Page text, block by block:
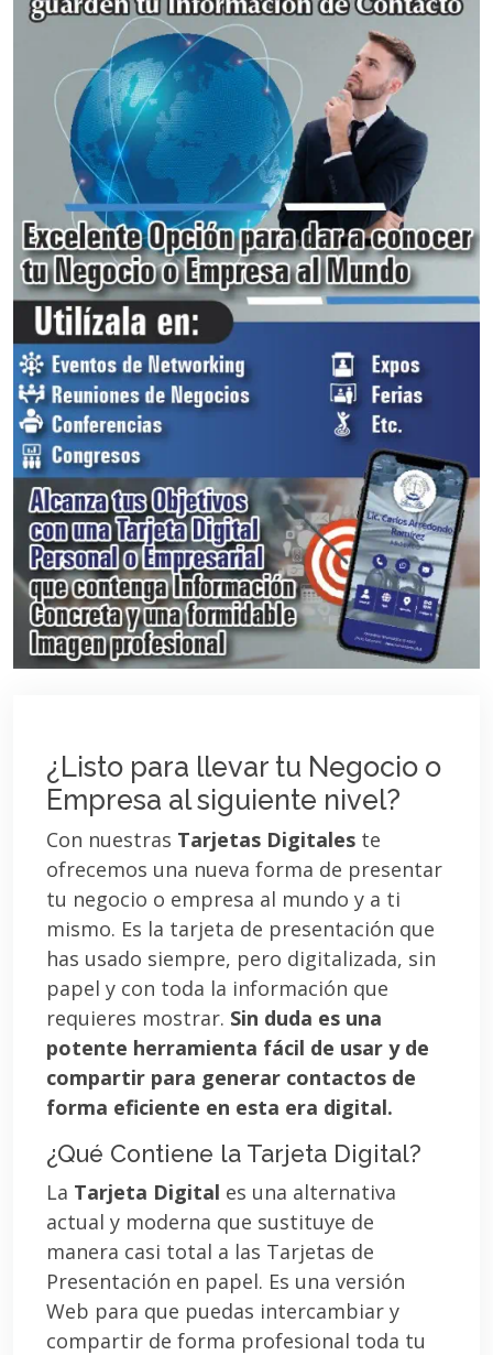
¿Listo para llevar tu Negocio o
Empresa al siguiente nivel?
Con nuestras Tarjetas Digitales te
ofrecemos una nueva forma de presentar
tu negocio o empresa al mundo y a ti
mismo. Es la tarjeta de presentación que
has usado siempre, pero digitalizada, sin
papel y con toda la información que
requieres mostrar. Sin duda es una
potente herramienta fácil de usar y de
compartir para generar contactos de
forma eficiente en esta era digital.
¿Qué Contiene la Tarjeta Digital?
La Tarjeta Digital es una alternativa
actual y moderna que sustituye de
manera casi total a las Tarjetas de
Presentación en papel. Es una versión
Web para que puedas intercambiar y
compartir de forma profesional toda tu